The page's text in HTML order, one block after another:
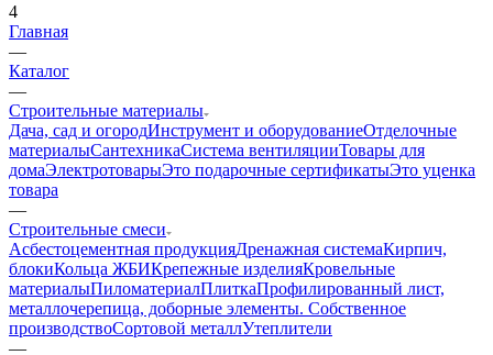
4
Главная
—
Каталог
—
Строительные материалы
Дача, сад и огородИнструмент и оборудованиеОтделочные
материалыСантехникаСистема вентиляцииТовары для
домаЭлектротоварыЭто подарочные сертификатыЭто уценка
товара
—
Строительные смеси
Асбестоцементная продукцияДренажная системаКирпич,
блокиКольца ЖБИКрепежные изделияКровельные
материалыПиломатериалПлиткаПрофилированный лист,
металлочерепица, доборные элементы. Собственное
производствоСортовой металлУтеплители
—